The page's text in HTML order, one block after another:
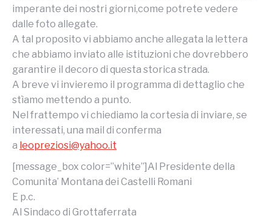
imperante dei nostri giorni,come potrete vedere
dalle foto allegate.
A tal proposito vi abbiamo anche allegata la lettera
che abbiamo inviato alle istituzioni che dovrebbero
garantire il decoro di questa storica strada.
A breve vi invieremo il programma di dettaglio che
stìamo mettendo a punto.
Nel frattempo vi chiediamo la cortesia di inviare, se
interessati, una mail di conferma
a leopreziosi@yahoo.it
[message_box color=”white”]Al Presidente della
Comunita’ Montana dei Castelli Romani
E p.c.
Al Sindaco di Grottaferrata